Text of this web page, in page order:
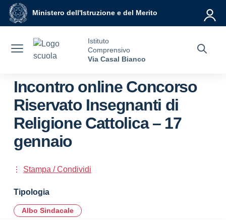
Vai ai contenuti
Vai al menu di navigazione
Vai al footer
Ministero dell'Istruzione e del Merito
Istituto
Comprensivo
Via Casal Bianco
Incontro online Concorso
Riservato Insegnanti di
Religione Cattolica – 17
gennaio
Stampa / Condividi
Tipologia
Albo Sindacale